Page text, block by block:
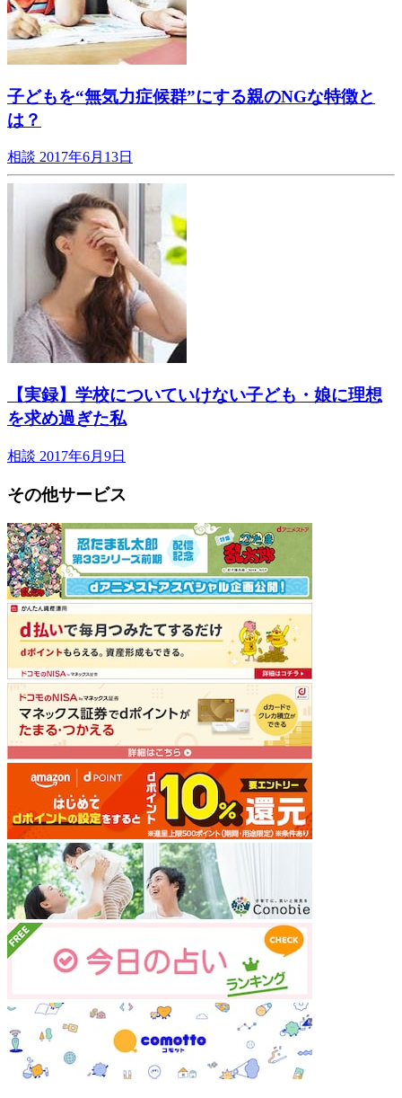
子どもを“無気力症候群”にする親のNGな特徴と
は？
相談 2017年6月13日
【実録】学校についていけない子ども・娘に理想
を求め過ぎた私
相談 2017年6月9日
その他サービス